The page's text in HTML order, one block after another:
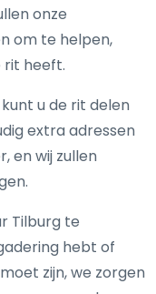
onze
om te helpen,
rit heeft.
u de rit delen
extra adressen
en wij zullen
Tilburg te
hebt of
zijn, we zorgen